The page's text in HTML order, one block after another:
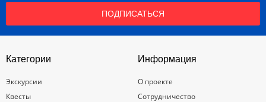
ПОДПИСАТЬСЯ
Категории
Экскурсии
Квесты
Информация
О проекте
Сотрудничество